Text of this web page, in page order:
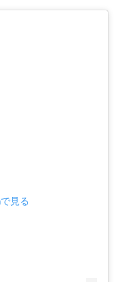
見る